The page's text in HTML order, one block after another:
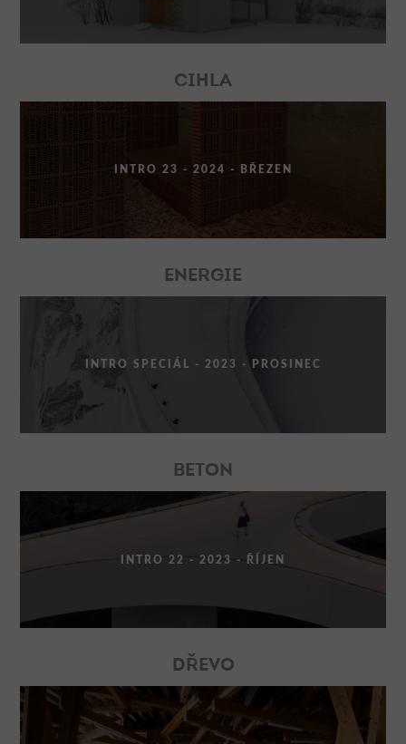
CIHLA
INTRO 23 - 2024 - BŘEZEN
ENERGIE
INTRO SPECIÁL - 2023 - PROSINEC
BETON
INTRO 22 - 2023 - ŘÍJEN
DŘEVO